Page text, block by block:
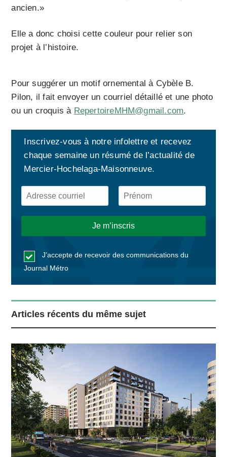
ancien.»
Elle a donc choisi cette couleur pour relier son
projet à l’histoire.
Pour suggérer un motif ornemental à Cybèle B.
Pilon, il fait envoyer un courriel détaillé et une photo
ou un croquis à RepertoireMHM@gmail.com.
Inscrivez-vous à notre infolettre et recevez
chaque semaine un résumé de l’actualité de
Mercier-Hochelaga-Maisonneuve.
J’accepte de recevoir des communications du
Journal Métro
Articles récents du même sujet